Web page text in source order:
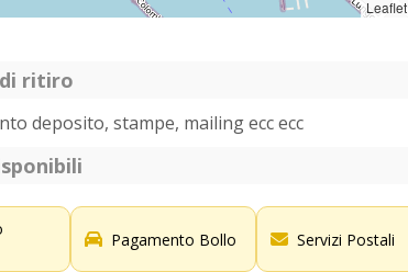
Leaflet
ritiro
deposito, stampe, mailing ecc ecc
Pagamento Bollo Servizi Postali